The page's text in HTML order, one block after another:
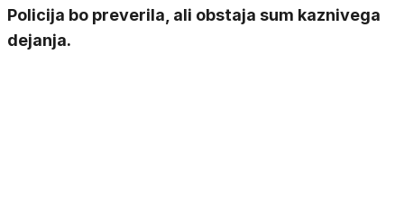
Policija bo preverila, ali obstaja sum kaznivega
dejanja.